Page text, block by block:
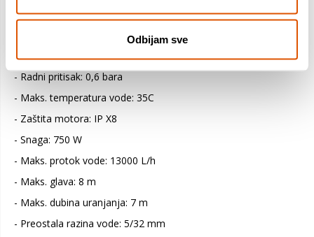
Odbijam sve
Značajke:
- Tip: potopna pumpa za čistu i prljavu vodu
- Napon: 230 V 50 Hz
- Radni pritisak: 0,6 bara
- Maks. temperatura vode: 35C
- Zaštita motora: IP X8
- Snaga: 750 W
- Maks. protok vode: 13000 L/h
- Maks. glava: 8 m
- Maks. dubina uranjanja: 7 m
- Preostala razina vode: 5/32 mm